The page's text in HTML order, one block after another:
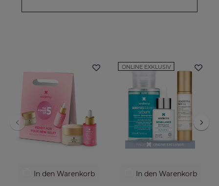
In den Warenkorb
ONLINE EXKLUSIV
In den Warenkorb